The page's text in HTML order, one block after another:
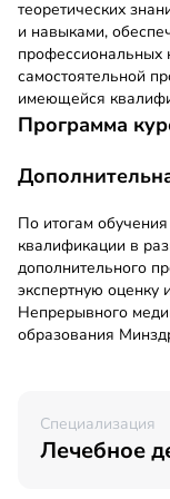
теоретических
и навыками,
профессиональных
самостоятельной
имеющейся
Программа
По итогам
квалификации в
дополнительного
экспертную оценку
Непрерывного
образования
Специализация
Лечебное